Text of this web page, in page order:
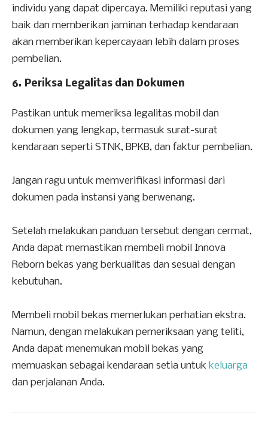
individu yang dapat dipercaya. Memiliki reputasi yang
baik dan memberikan jaminan terhadap kendaraan
akan memberikan kepercayaan lebih dalam proses
pembelian.
6. Periksa Legalitas dan Dokumen
Pastikan untuk memeriksa legalitas mobil dan
dokumen yang lengkap, termasuk surat-surat
kendaraan seperti STNK, BPKB, dan faktur pembelian.
Jangan ragu untuk memverifikasi informasi dari
dokumen pada instansi yang berwenang.
Setelah melakukan panduan tersebut dengan cermat,
Anda dapat memastikan membeli mobil Innova
Reborn bekas yang berkualitas dan sesuai dengan
kebutuhan.
Membeli mobil bekas memerlukan perhatian ekstra.
Namun, dengan melakukan pemeriksaan yang teliti,
Anda dapat menemukan mobil bekas yang
memuaskan sebagai kendaraan setia untuk keluarga
dan perjalanan Anda.